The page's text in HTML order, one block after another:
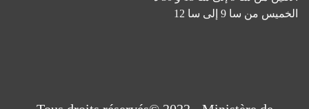
الخميس من سا 9 إلى سا 12